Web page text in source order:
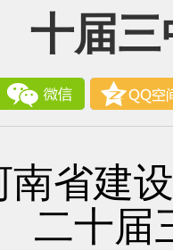
十届
南省建
二十届